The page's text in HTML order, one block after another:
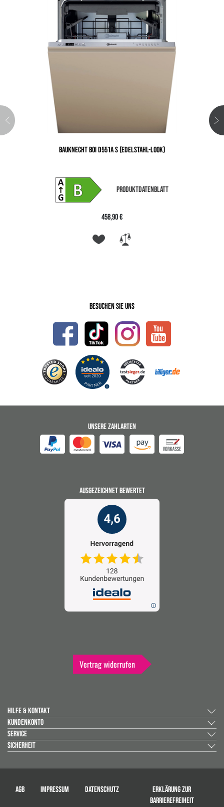
BAUKNECHT B0I D551A S (EDELSTAHL-LOOK)
PRODUKTDATENBLATT
458,90 €
Besuchen Sie uns
UNSERE ZAHLARTEN
AUSGEZEICHNET BEWERTET
Vertrag widerrufen
HILFE & KONTAKT
KUNDENKONTO
SERVICE
SICHERHEIT
AGB IMPRESSUM DATENSCHUTZ
ERKLÄRUNG ZUR
BARRIEREFREIHEIT